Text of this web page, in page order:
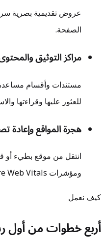
عروض تقديمية بصرية
الصفحة.
مراكز التوثيق
مستندات وأقسام
للعثور عليها وقراءتها
هجرة المواقع وإعادة
ومؤشرات Core Web Vitals.
كيف نعمل
أربع خطوات من أول